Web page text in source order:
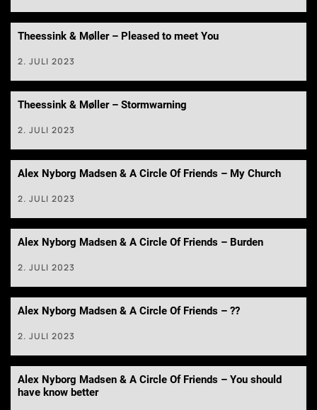
Theessink & Møller – Pleased to meet You
2. JULI 2023
Theessink & Møller – Stormwarning
2. JULI 2023
Alex Nyborg Madsen & A Circle Of Friends – My Church
2. JULI 2023
Alex Nyborg Madsen & A Circle Of Friends – Burden
2. JULI 2023
Alex Nyborg Madsen & A Circle Of Friends – ??
2. JULI 2023
Alex Nyborg Madsen & A Circle Of Friends – You should
have know better